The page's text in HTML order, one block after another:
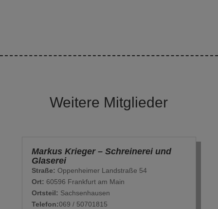
Weitere Mitglieder
Markus Krieger – Schreinerei und
Glaserei
Straße: Oppenheimer Landstraße 54
Ort: 60596 Frankfurt am Main
Ortsteil: Sachsenhausen
Telefon:069 / 50701815